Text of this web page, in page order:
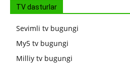
TV dasturlar
Sevimli tv bugungi
My5 tv bugungi
Milliy tv bugungi